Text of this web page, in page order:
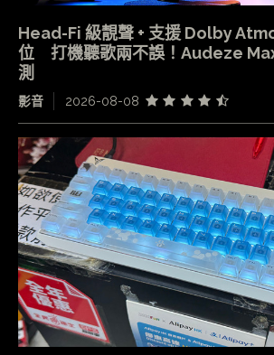
Head-Fi 級靚聲 + 支援 Dolby
位 打機聽歌兩不誤！Audeze
測
影音 2026-08-08